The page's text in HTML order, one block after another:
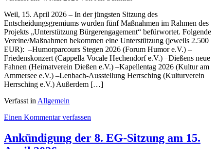
Weil, 15. April 2026 – In der jüngsten Sitzung des
Entscheidungsgremiums wurden fünf Maßnahmen im Rahmen des
Projekts „Unterstützung Bürgerengagement“ befürwortet. Folgende
Vereine/Maßnahmen bekommen eine Unterstützung (jeweils 2.500
EUR): –Humorparcours Stegen 2026 (Forum Humor e.V.) –
Friedenskonzert (Cappella Vocale Hechendorf e.V.) –Dießens neue
Fahnen (Heimatverein Dießen e.V.) –Kapellentag 2026 (Kultur am
Ammersee e.V.) –Lenbach-Ausstellung Herrsching (Kulturverein
Herrsching e.V.) Außerdem […]
Verfasst in Allgemein
Einen Kommentar verfassen
der
Sitzung
Ankündigung der 8. EG-Sitzung am 15.